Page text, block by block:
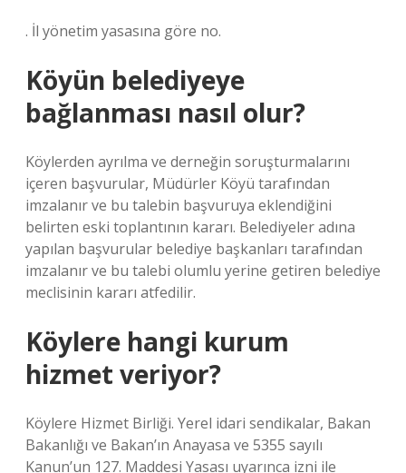
. İl yönetim yasasına göre no.
Köyün belediyeye
bağlanması nasıl olur?
Köylerden ayrılma ve derneğin soruşturmalarını
içeren başvurular, Müdürler Köyü tarafından
imzalanır ve bu talebin başvuruya eklendiğini
belirten eski toplantının kararı. Belediyeler adına
yapılan başvurular belediye başkanları tarafından
imzalanır ve bu talebi olumlu yerine getiren belediye
meclisinin kararı atfedilir.
Köylere hangi kurum
hizmet veriyor?
Köylere Hizmet Birliği. Yerel idari sendikalar, Bakan
Bakanlığı ve Bakan’ın Anayasa ve 5355 sayılı
Kanun’un 127. Maddesi Yasası uyarınca izni ile